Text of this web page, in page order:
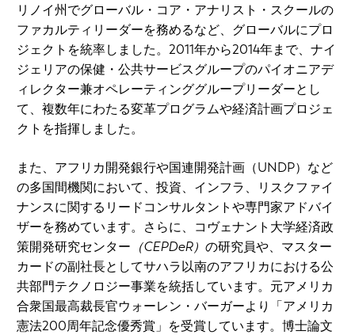
リノイ州でグローバル・コア・アナリスト・スクールの
ファカルティリーダーを務めるなど、グローバルにプロ
ジェクトを統率しました。2011年から2014年まで、ナイ
ジェリアの保健・公共サービスグループのパイオニアデ
ィレクター兼オペレーティンググループリーダーとし
て、複数年にわたる変革プログラムや経済計画プロジェ
クトを指揮しました。
また、アフリカ開発銀行や国連開発計画（UNDP）など
の多国間機関において、投資、インフラ、リスクファイ
ナンスに関するリードコンサルタントや専門家アドバイ
ザーを務めています。さらに、コヴェナント大学経済政
策開発研究センター （CEPDeR） の研究員や、マスター
カードの副社長としてサハラ以南のアフリカにおける公
共部門テクノロジー事業を統括しています。元アメリカ
合衆国最高裁長官ウォーレン・バーガーより「アメリカ
憲法200周年記念優秀賞」を受賞しています。博士論文